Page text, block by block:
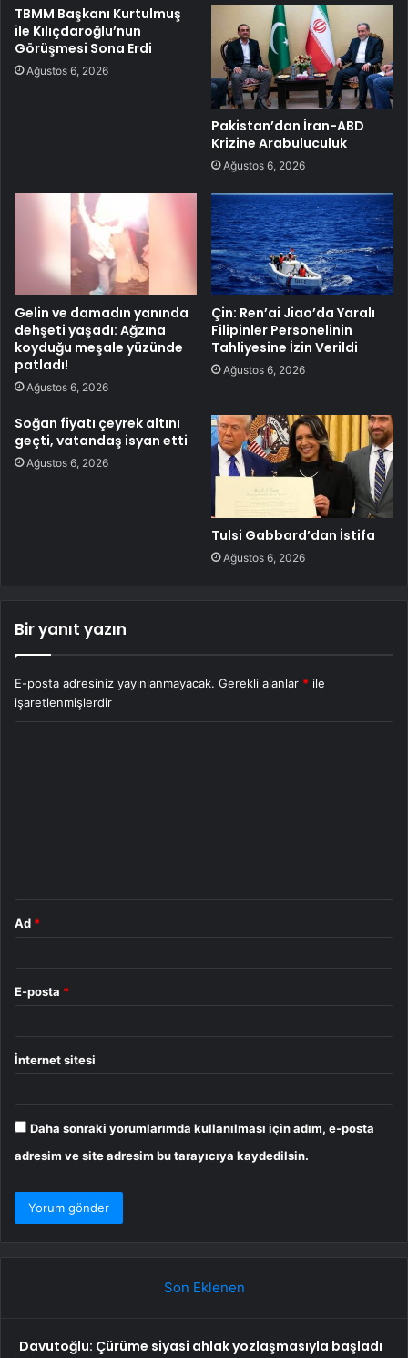
TBMM Başkanı Kurtulmuş
ile Kılıçdaroğlu’nun
Görüşmesi Sona Erdi
Ağustos 6, 2026
Pakistan’dan İran-ABD
Krizine Arabuluculuk
Ağustos 6, 2026
Gelin ve damadın yanında
dehşeti yaşadı: Ağzına
koyduğu meşale yüzünde
patladı!
Ağustos 6, 2026
Çin: Ren’ai Jiao’da Yaralı
Filipinler Personelinin
Tahliyesine İzin Verildi
Ağustos 6, 2026
Soğan fiyatı çeyrek altını
geçti, vatandaş isyan etti
Ağustos 6, 2026
Tulsi Gabbard’dan İstifa
Ağustos 6, 2026
Bir yanıt yazın
E-posta adresiniz yayınlanmayacak. Gerekli alanlar * ile
işaretlenmişlerdir
Ad *
E-posta *
İnternet sitesi
Daha sonraki yorumlarımda kullanılması için adım, e-posta
adresim ve site adresim bu tarayıcıya kaydedilsin.
Son Eklenen
Davutoğlu: Çürüme siyasi ahlak yozlaşmasıyla başladı